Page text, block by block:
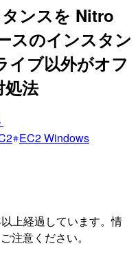
ンスを Nitro
スのインスタン
イブ以外がオフ
処法
EC2 Windows
上経過しています。情
注意ください。